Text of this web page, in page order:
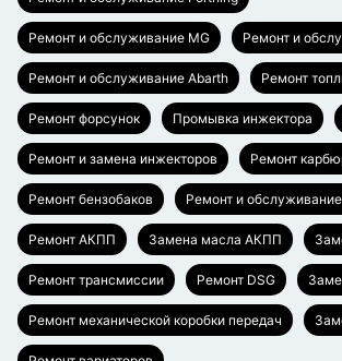
Ремонт и обслуживание MG Ремонт и
Ремонт и обслуживание Abarth Ремонт
Ремонт форсунок Промывка инжектора
Ремонт и замена инжекторов Ремонт
Ремонт бензобаков Ремонт и
Ремонт АКПП Замена масла АКПП
Ремонт трансмиссии Ремонт DSG
Ремонт механической коробки передач